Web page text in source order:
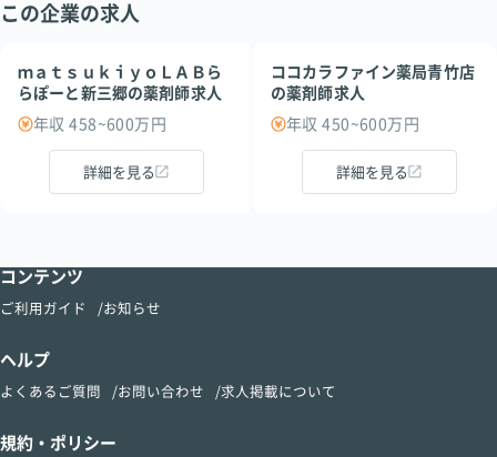
この企業の求人
ｍａｔｓｕｋｉｙｏＬＡＢら
らぽーと新三郷の薬剤師求人
年収 458~600万円
詳細を見る
ココカラファイン薬局青竹店
の薬剤師求人
年収 450~600万円
詳細を見る
コンテンツ
ご利用ガイド お知らせ
ヘルプ
よくあるご質問 お問い合わせ 求人掲載について
規約・ポリシー